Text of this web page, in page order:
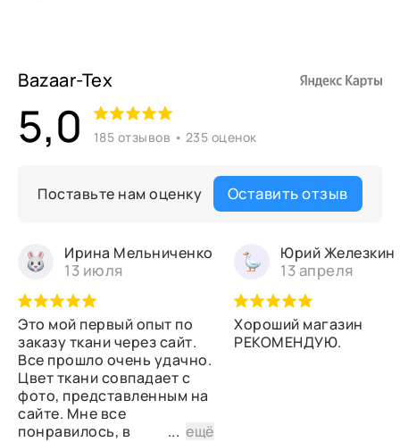
Bazaar-Tex
5,0 185 отзывов • 235 оценок
Поставьте нам оценку Оставить отзыв
Ирина Мельниченко
13 июля
Это мой первый опыт по
заказу ткани через сайт.
Все прошло очень удачно.
Цвет ткани совпадает с
фото, представленным на
сайте. Мне все
понравилось, в
...ещё
Юрий Железкин
13 апреля
Хороший магазин
РЕКОМЕНДУЮ.